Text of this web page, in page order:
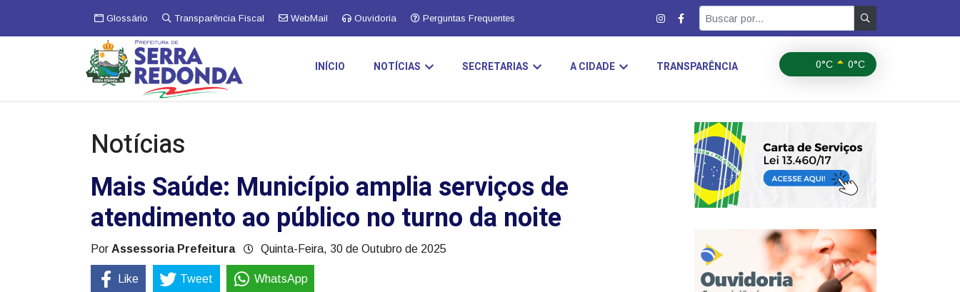
Glossário Transparência Fiscal WebMail Ouvidoria Perguntas Frequentes
0°C 0°C
INÍCIO NOTÍCIAS SECRETARIAS A CIDADE TRANSPARÊNCIA
Notícias
Mais Saúde: Município amplia serviços de
atendimento ao público no turno da noite
Por Assessoria Prefeitura Quinta-Feira, 30 de Outubro de 2025
Like Tweet WhatsApp